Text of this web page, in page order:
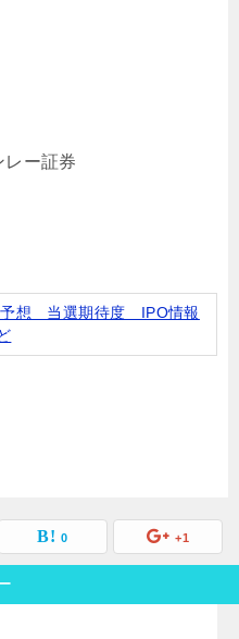
レー証券
予想 当選期待度 IPO情報
0 +1